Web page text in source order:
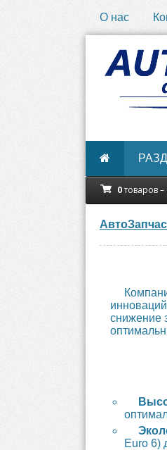
О нас
0товаров –
снижение
Euro 6)